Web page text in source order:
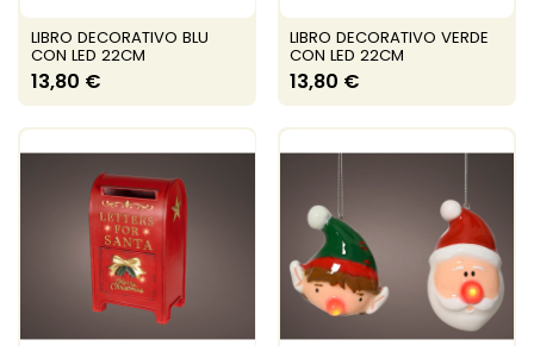
LIBRO DECORATIVO BLU
CON LED 22CM
13,80 €
LIBRO DECORATIVO VERDE
CON LED 22CM
13,80 €